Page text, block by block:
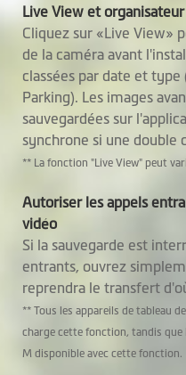
Live View et
Cliquez sur «Live View»
de la caméra avant
classées par date et type
Parking). Les images
sauvegardées sur
synchrone si une double
** La fonction "Live View" peut
Autoriser les appels
vidéo
Si la sauvegarde est
entrants, ouvrez
reprendra le transfert
** Tous les appareils de tableau
charge cette fonction, tandis
M disponible avec cette fonction.